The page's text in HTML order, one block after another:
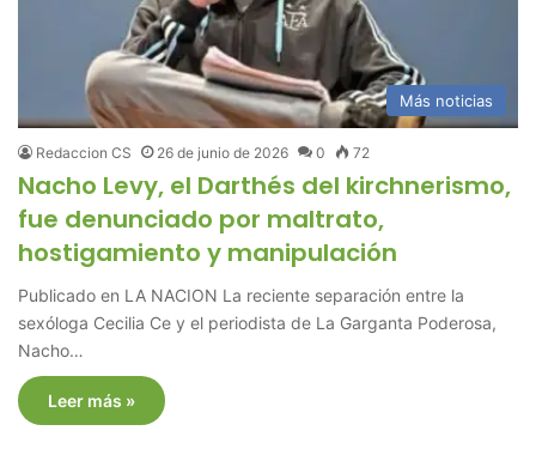
Más noticias
Redaccion CS 26 de junio de 2026 0 72
Nacho Levy, el Darthés del kirchnerismo,
fue denunciado por maltrato,
hostigamiento y manipulación
Publicado en LA NACION La reciente separación entre la
sexóloga Cecilia Ce y el periodista de La Garganta Poderosa,
Nacho…
Leer más »